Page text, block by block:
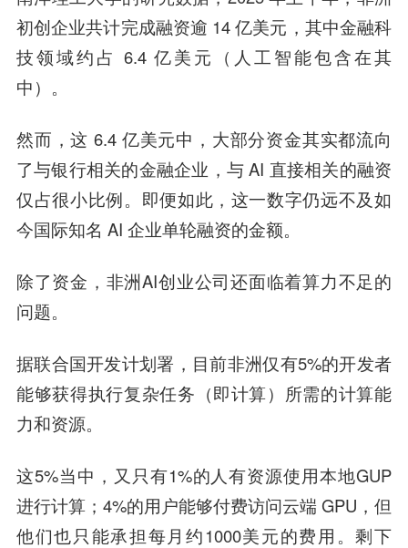
初创企业共计完成融资逾 14 亿美元，其中金融科
技领域约占 6.4 亿美元（人工智能包含在其
中）。
然而，这 6.4 亿美元中，大部分资金其实都流向
了与银行相关的金融企业，与 AI 直接相关的融资
仅占很小比例。即便如此，这一数字仍远不及如
今国际知名 AI 企业单轮融资的金额。
除了资金，非洲AI创业公司还面临着算力不足的
问题。
据联合国开发计划署，目前非洲仅有5%的开发者
能够获得执行复杂任务（即计算）所需的计算能
力和资源。
这5%当中，又只有1%的人有资源使用本地GUP
进行计算；4%的用户能够付费访问云端 GPU，但
他们也只能承担每月约1000美元的费用。剩下